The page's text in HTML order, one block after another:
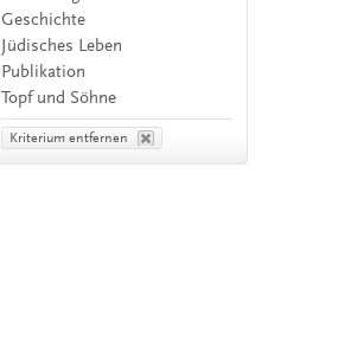
Geschichte
Jüdisches Leben
Publikation
Topf und Söhne
Kriterium entfernen